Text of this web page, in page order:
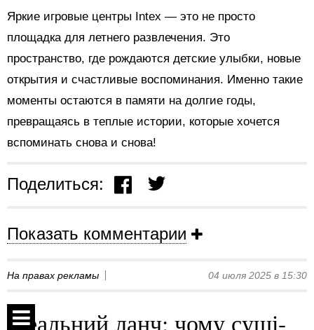
Яркие игровые центры Intex — это не просто
площадка для летнего развлечения. Это
пространство, где рождаются детские улыбки, новые
открытия и счастливые воспоминания. Именно такие
моменты остаются в памяти на долгие годы,
превращаясь в теплые истории, которые хочется
вспоминать снова и снова!
Поделиться:
Показать комментарии
На правах рекламы 04 июля 2025 в 15:30
Ідеальний ланч: чому суші-